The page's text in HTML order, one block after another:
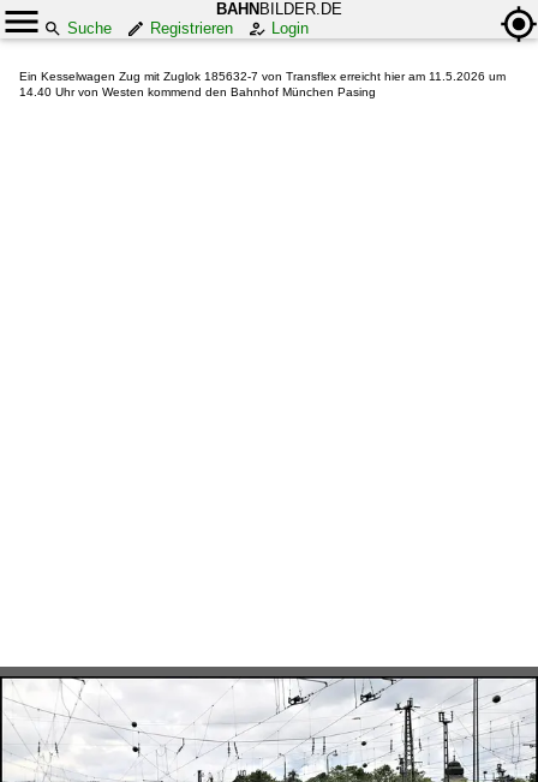
BAHN BILDER.DE
Suche
Registrieren Login
Ein Kesselwagen Zug mit Zuglok 185632-7 von Transflex erreicht hier am 11.5.2026 um
14.40 Uhr von Westen kommend den Bahnhof München Pasing